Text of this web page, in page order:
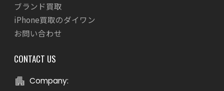
CONTACT US
Company:
ブランド買取
iPhone買取のダイワン
お問い合わせ